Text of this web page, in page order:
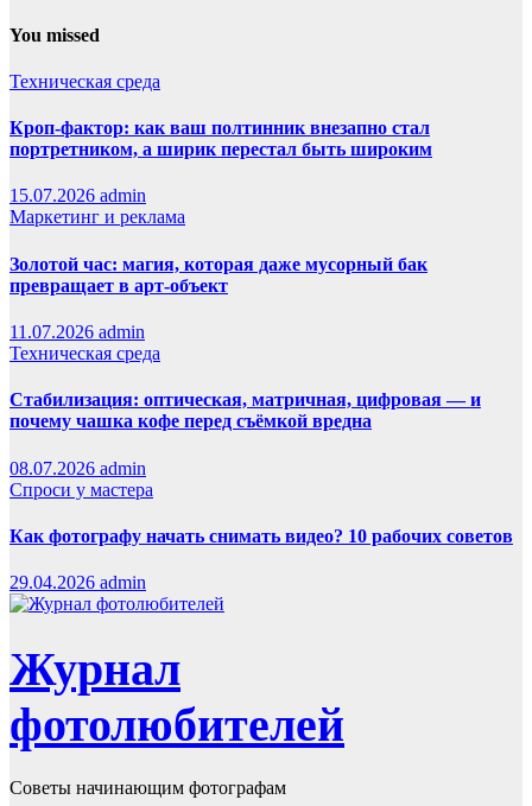
You missed
Техническая среда
Кроп-фактор: как ваш полтинник внезапно стал
портретником, а ширик перестал быть широким
15.07.2026 admin
Маркетинг и реклама
Золотой час: магия, которая даже мусорный бак
превращает в арт-объект
11.07.2026 admin
Техническая среда
Стабилизация: оптическая, матричная, цифровая — и
почему чашка кофе перед съёмкой вредна
08.07.2026 admin
Спроси у мастера
Как фотографу начать снимать видео? 10 рабочих советов
29.04.2026 admin
Журнал
фотолюбителей
Советы начинающим фотографам